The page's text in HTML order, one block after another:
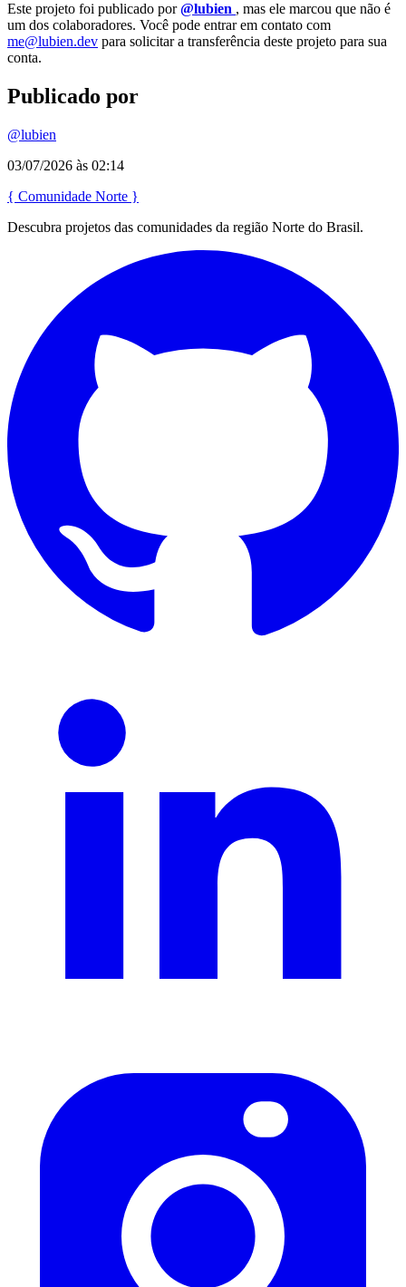
Este projeto foi publicado por@lubien , mas ele marcou que não é
um dos colaboradores. Você pode entrar em contato com
me@lubien.dev para solicitar a transferência deste projeto para sua
conta.
Publicado por
@lubien
03/07/2026 às 02:14
{ Comunidade Norte }
Descubra projetos das comunidades da região Norte do Brasil.